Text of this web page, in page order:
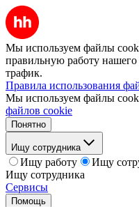
Мы используем файлы
правильную работу нашего
трафик.
Правила использования
Мы используем файлы
файлов cookie
Понятно
Ищу сотрудника
Ищу работу
Ищу
Ищу сотрудника
Сервисы
Помощь